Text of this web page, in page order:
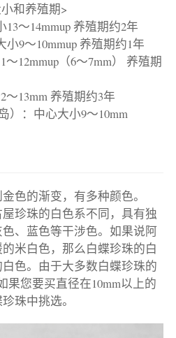
和养殖期>
～14mmup 养殖期约2年
9～10mmup 养殖期约1年
12mmup（6～7mm） 养殖期
13mm 养殖期约3年
）：中心大小9～10mm
色的渐变，有多种颜色。
珍珠的白色系不同，具有独
、蓝色等干涉色。如果说阿
米白色，那么白蝶珍珠的白
色。由于大多数白蝶珍珠的
果您要买直径在10mm以上的
珠中挑选。